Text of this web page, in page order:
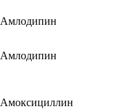
Амлодипин
Амлодипин
Амоксициллин